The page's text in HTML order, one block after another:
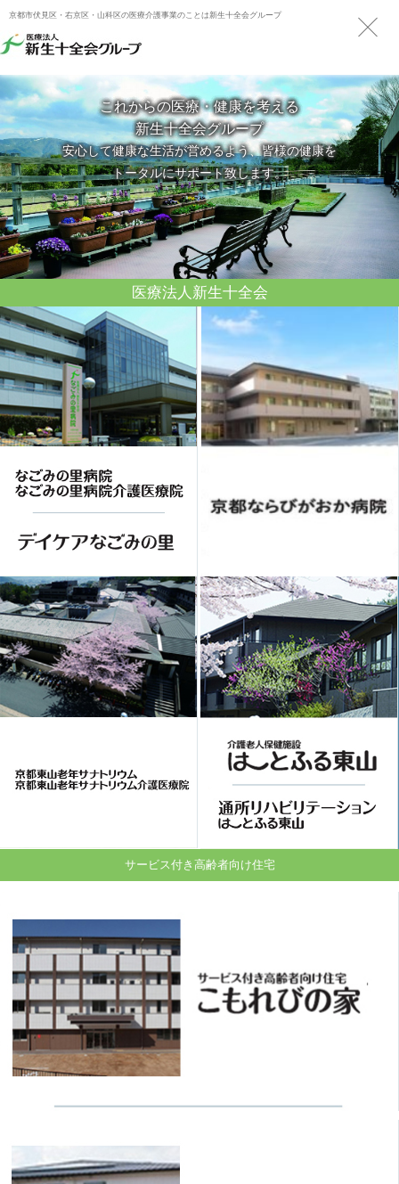
京都市伏見区・右京区・山科区の医療介護事業のことは新生十全会グループ
これからの医療・健康を考える
新生十全会グループ
安心して健康な生活が営めるよう、皆様の健康を
トータルにサポート致します。
医療法人新生十全会
サービス付き高齢者向け住宅